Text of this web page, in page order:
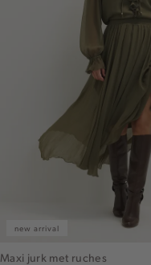
new arrival
Maxi jurk met ruches